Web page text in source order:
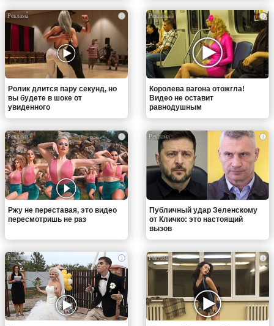
i
Ролик длится пару секунд, но
вы будете в шоке от
увиденного
i
Королева вагона отожгла!
Видео не оставит
равнодушным
i
Ржу не переставая, это видео
пересмотришь не раз
i
Публичный удар Зеленскому
от Кличко: это настоящий
вызов
i i